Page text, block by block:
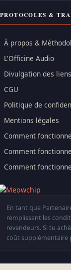
PROTOCOLES &
À propos &
L'Officine Audio
Divulgation des liens
CGU
Politique de
Mentions légales
Comment
Comment
Comment
En tant que
remplissant les
revendeurs. Si tu
coût supplémentaire